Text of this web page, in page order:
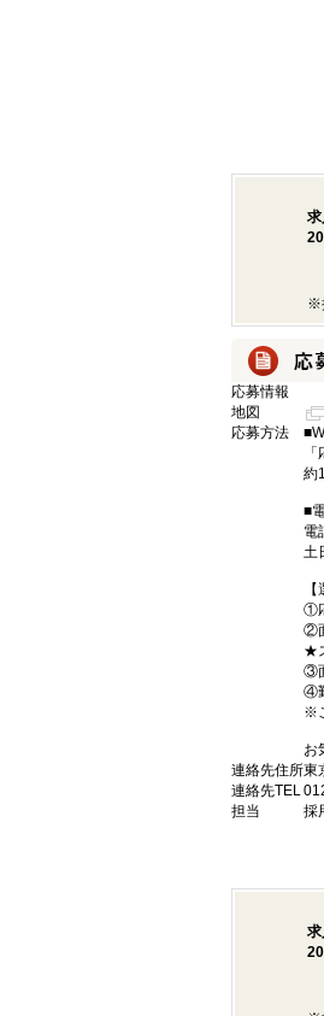
求
※
応募情報
地図
応募方法
約
■
電
土
①
②
★
③
④
※
お
連絡先住所東
連絡先TEL
担当
採
求